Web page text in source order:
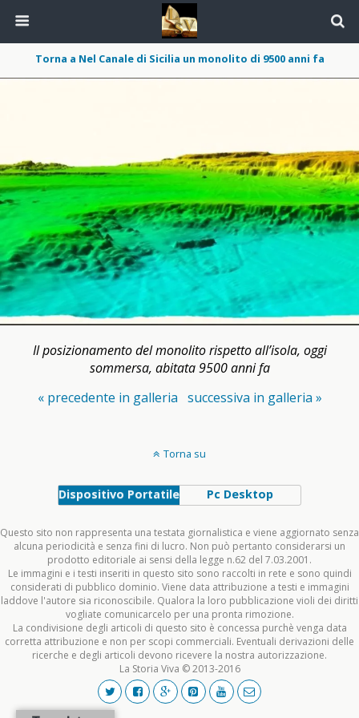
Torna a Nel Canale di Sicilia un monolito di 9500 anni fa
Il posizionamento del monolito rispetto all’isola, oggi
sommersa, abitata 9500 anni fa
« precedente in galleria successiva in galleria »
Torna su
Dispositivo Portatile Pc Desktop
Questo sito non rappresenta una testata giornalistica e viene aggiornato senza
alcuna periodicità e senza fini di lucro. Non può pertanto considerarsi un
prodotto editoriale ai sensi della legge n.62 del 7.03.2001.
Le immagini e i testi inseriti in questo sito sono raccolti in rete e sono quindi
considerati di pubblico dominio. Viene data attribuzione a testi e immagini
laddove l'autore sia riconoscibile. Qualora la loro pubblicazione violi dei diritti
vogliate comunicarcelo per una pronta rimozione.
La condivisione degli articoli di questo sito è concessa purchè venga data
corretta attribuzione e non per scopi commerciali. Eventuali derivazioni delle
ricerche e degli articoli devono ricevere la nostra autorizzazione.
La Storia Viva © 2013-2016